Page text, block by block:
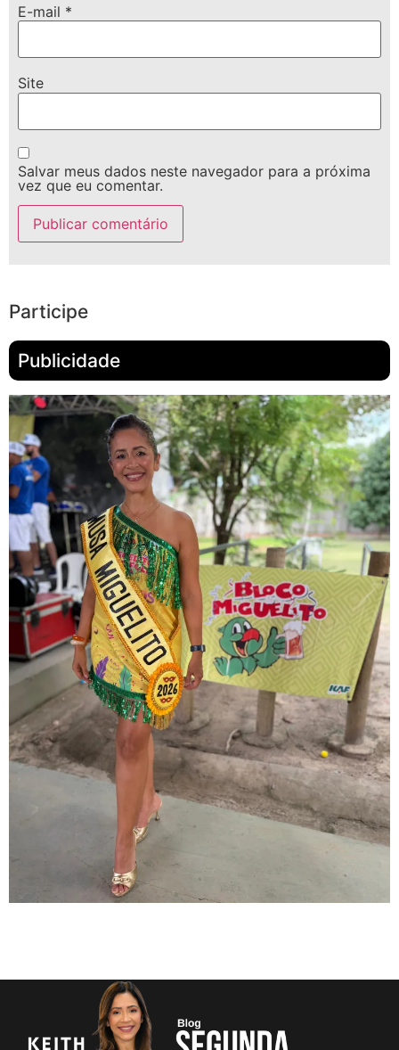
E-mail *
Site
Salvar meus dados neste navegador para a próxima
vez que eu comentar.
Participe
Publicidade